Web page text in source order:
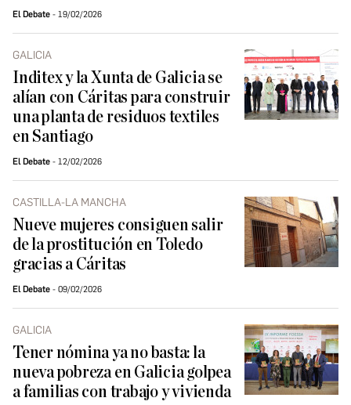
El Debate 19/02/2026
GALICIA
Inditex y la Xunta de Galicia se
alían con Cáritas para construir
una planta de residuos textiles
en Santiago
El Debate 12/02/2026
CASTILLA-LA MANCHA
Nueve mujeres consiguen salir
de la prostitución en Toledo
gracias a Cáritas
El Debate 09/02/2026
GALICIA
Tener nómina ya no basta: la
nueva pobreza en Galicia golpea
a familias con trabajo y vivienda